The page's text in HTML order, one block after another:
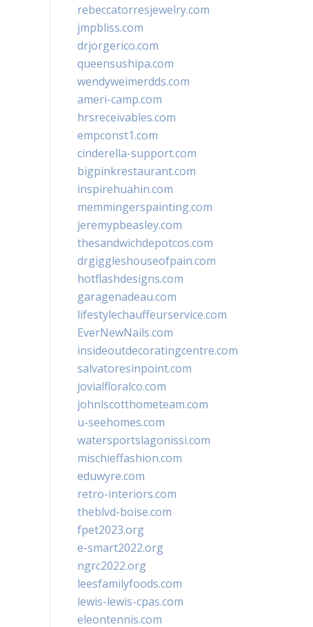
rebeccatorresjewelry.com
jmpbliss.com
drjorgerico.com
queensushipa.com
wendyweimerdds.com
ameri-camp.com
hrsreceivables.com
empconst1.com
cinderella-support.com
bigpinkrestaurant.com
inspirehuahin.com
memmingerspainting.com
jeremypbeasley.com
thesandwichdepotcos.com
drgiggleshouseofpain.com
hotflashdesigns.com
garagenadeau.com
lifestylechauffeurservice.com
EverNewNails.com
insideoutdecoratingcentre.com
salvatoresinpoint.com
jovialfloralco.com
johnlscotthometeam.com
u-seehomes.com
watersportslagonissi.com
mischieffashion.com
eduwyre.com
retro-interiors.com
theblvd-boise.com
fpet2023.org
e-smart2022.org
ngrc2022.org
leesfamilyfoods.com
lewis-lewis-cpas.com
eleontennis.com